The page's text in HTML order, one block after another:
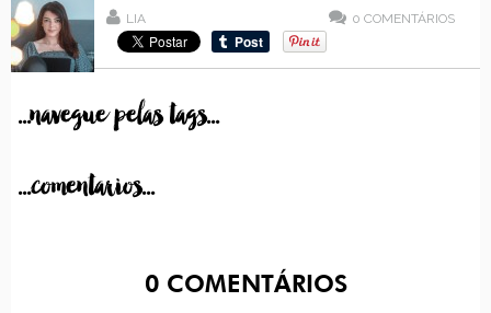
LIA 0 COMENTÁRIOS
...navegue pelas tags...
...comentarios...
0COMENTÁRIOS